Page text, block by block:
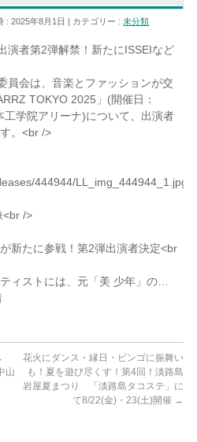
: 2025年8月1日 カテゴリー :未分類
演者第2弾解禁！新たにISSEIなど
員会は、音楽とファッションが交
TOKYO 2025」(開催日：
学院アリーナ)について、出演者
。<br />
444944/
<br />
新たに参戦！第2弾出演者決定<br
ィストには、元「美 少年」の…
山
花火にダンス・縁日・ビンゴに振舞い
も！夏を遊び尽くす！第4回！淡路島
岩屋夏まつり 「淡路島タコステ」に
て8/22(金)・23(土)開催 →